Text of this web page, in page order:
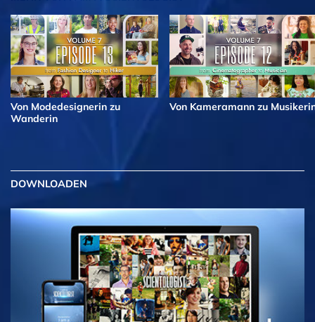
Von Modedesignerin zu
Wanderin
Von Kameramann zu
DOWNLOADEN